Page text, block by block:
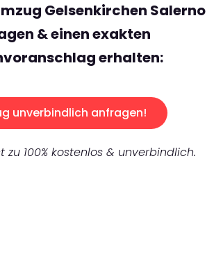
Gelsenkirchen Salerno
& einen exakten
erhalten:
unverbindlich anfragen!
zu 100% kostenlos & unverbindlich.